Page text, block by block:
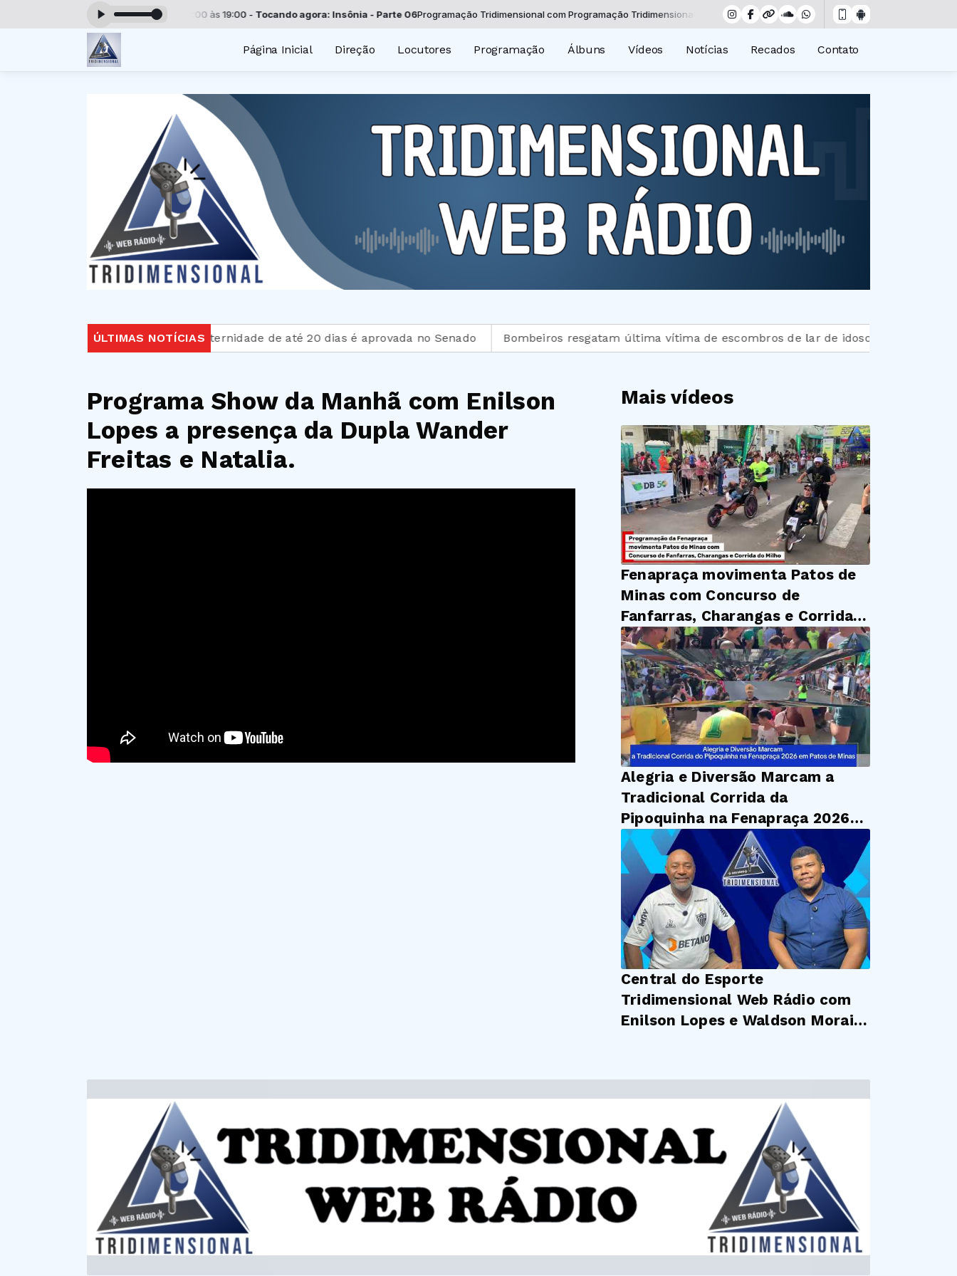
Tridimensional das 00:00 às 19:00 -Tocando agora: Insônia - Parte 06Programação Tridimensional com Programação Tridimensional das 00:00 às 19:00 -Tocando agora: Insônia - Parte 06
Página Inicial Direção Locutores Programação Álbuns Vídeos Notícias Recados Contato
ÚLTIMAS NOTÍCIAS
Licença-paternidade de até 20 dias é aprovada no Senado Bombeiros resgatam última vítima de escombros de lar de idosos em MG
Programa Show da Manhã com Enilson
Lopes a presença da Dupla Wander
Freitas e Natalia.
Mais vídeos
Fenapraça movimenta Patos de
Minas com Concurso de
Fanfarras, Charangas e Corrida
do Milho
Alegria e Diversão Marcam a
Tradicional Corrida da
Pipoquinha na Fenapraça 2026
em Patos de Minas
Central do Esporte
Tridimensional Web Rádio com
Enilson Lopes e Waldson Morais